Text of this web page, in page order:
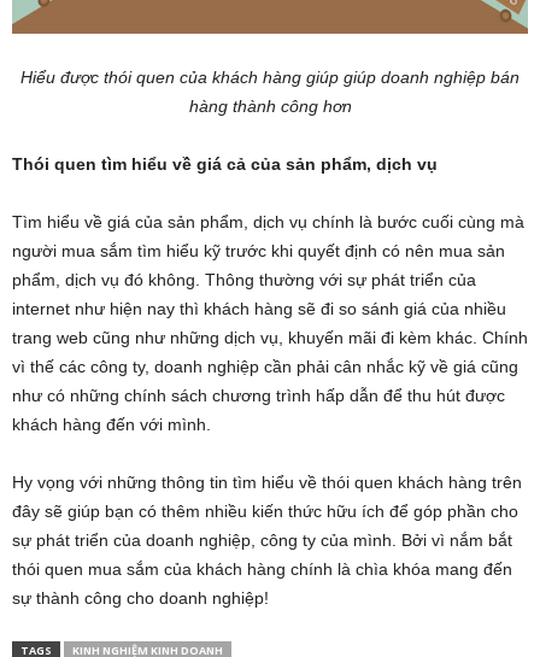
Hiểu được thói quen của khách hàng giúp giúp doanh nghiệp bán
hàng thành công hơn
Thói quen tìm hiểu về giá cả của sản phẩm, dịch vụ
Tìm hiểu về giá của sản phẩm, dịch vụ chính là bước cuối cùng mà
người mua sắm tìm hiểu kỹ trước khi quyết định có nên mua sản
phẩm, dịch vụ đó không. Thông thường với sự phát triển của
internet như hiện nay thì khách hàng sẽ đi so sánh giá của nhiều
trang web cũng như những dịch vụ, khuyến mãi đi kèm khác. Chính
vì thế các công ty, doanh nghiệp cần phải cân nhắc kỹ về giá cũng
như có những chính sách chương trình hấp dẫn để thu hút được
khách hàng đến với mình.
Hy vọng với những thông tin tìm hiểu về thói quen khách hàng trên
đây sẽ giúp bạn có thêm nhiều kiến thức hữu ích để góp phần cho
sự phát triển của doanh nghiệp, công ty của mình. Bởi vì nắm bắt
thói quen mua sắm của khách hàng chính là chìa khóa mang đến
sự thành công cho doanh nghiệp!
TAGS KINH NGHIỆM KINH DOANH